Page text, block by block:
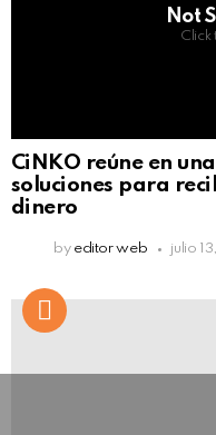
Not
Click
CiNKO reúne en
soluciones para
dinero
by editor web julio